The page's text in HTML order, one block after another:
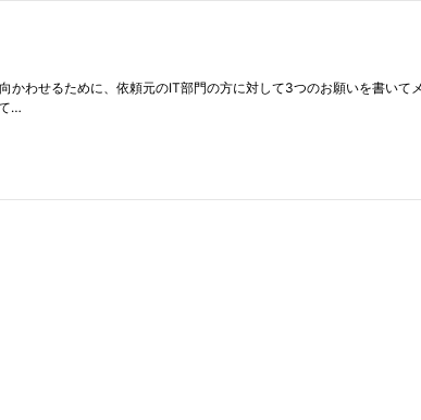
わせるために、依頼元のIT部門の方に対して3つのお願いを書いて
…